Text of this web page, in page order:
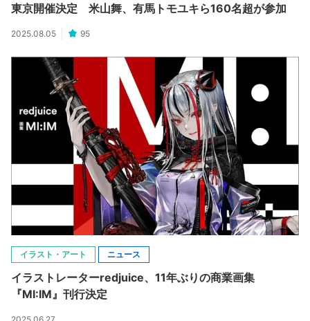
東京開催決定 米山舞、有馬トモユキら160名超が参加
2025.08.05 95
イラスト・アート ニュース
イラストレーターredjuice、11年ぶりの商業画集
『MI:IM』刊行決定